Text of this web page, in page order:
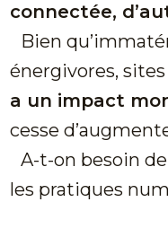
connectée,
Bien
énergivores,
a un impact
cesse
A-t-on besoin
les pratiques